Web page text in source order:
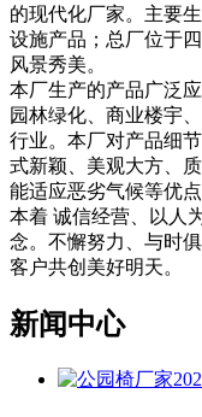
的现代化厂家。主要
设施产品；总厂位于
风景秀美。
本厂生产的产品广泛
园林绿化、商业楼宇
行业。本厂对产品细
式新颖、美观大方、
能适应恶劣气候等优
本着 诚信经营、以人
念。不懈努力、与时
客户共创美好明天。
新闻中心